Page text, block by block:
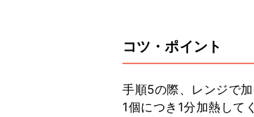
コツ・ポイント
手順5の際、レンジで
1個につき1分加熱して